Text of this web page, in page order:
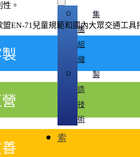
集
團
組
織
製
造
技
術
索
。
EN-71兒童規範和國內大眾交通工